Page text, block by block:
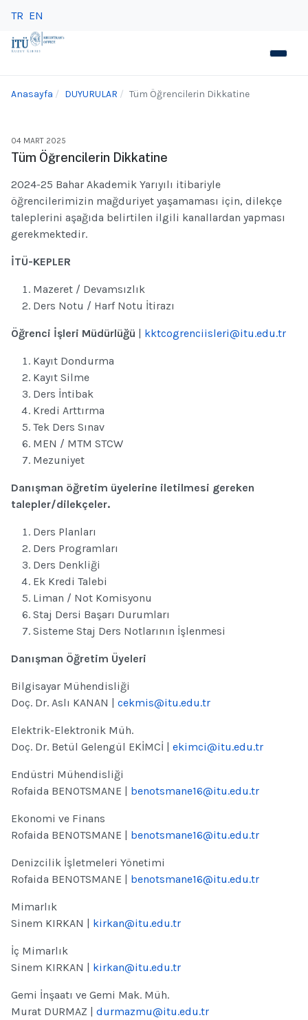
TR EN
Anasayfa DUYURULAR Tüm Öğrencilerin Dikkatine
04 MART 2025
Tüm Öğrencilerin Dikkatine
2024-25 Bahar Akademik Yarıyılı itibariyle
öğrencilerimizin mağduriyet yaşamaması için, dilekçe
taleplerini aşağıda belirtilen ilgili kanallardan yapması
gerekmektedir.
İTÜ-KEPLER
Mazeret / Devamsızlık
Ders Notu / Harf Notu İtirazı
Öğrenci İşleri Müdürlüğü kktcogrenciisleri@itu.edu.tr
Kayıt Dondurma
Kayıt Silme
Ders İntibak
Kredi Arttırma
Tek Ders Sınav
MEN / MTM STCW
Mezuniyet
Danışman öğretim üyelerine iletilmesi gereken
talepler/dilekçeler.
Ders Planları
Ders Programları
Ders Denkliği
Ek Kredi Talebi
Liman / Not Komisyonu
Staj Dersi Başarı Durumları
Sisteme Staj Ders Notlarının İşlenmesi
Danışman Öğretim Üyeleri
Bilgisayar Mühendisliği
Doç. Dr. Aslı KANAN | cekmis@itu.edu.tr
Elektrik-Elektronik Müh.
Doç. Dr. Betül Gelengül EKİMCİ | ekimci@itu.edu.tr
Endüstri Mühendisliği
Rofaida BENOTSMANE | benotsmane16@itu.edu.tr
Ekonomi ve Finans
Rofaida BENOTSMANE | benotsmane16@itu.edu.tr
Denizcilik İşletmeleri Yönetimi
Rofaida BENOTSMANE | benotsmane16@itu.edu.tr
Mimarlık
Sinem KIRKAN | kirkan@itu.edu.tr
İç Mimarlık
Sinem KIRKAN | kirkan@itu.edu.tr
Gemi İnşaatı ve Gemi Mak. Müh.
Murat DURMAZ | durmazmu@itu.edu.tr